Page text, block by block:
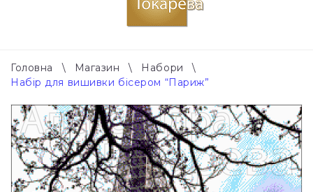
Головна \ Магазин \ Набори
\
Набір для вишивки бісером “Париж”